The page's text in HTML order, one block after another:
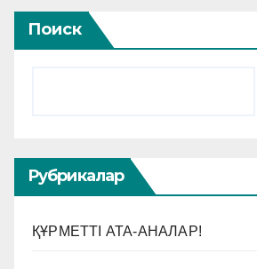
Поиск
Рубрикалар
ҚҰРМЕТТІ АТА-АНАЛАР!